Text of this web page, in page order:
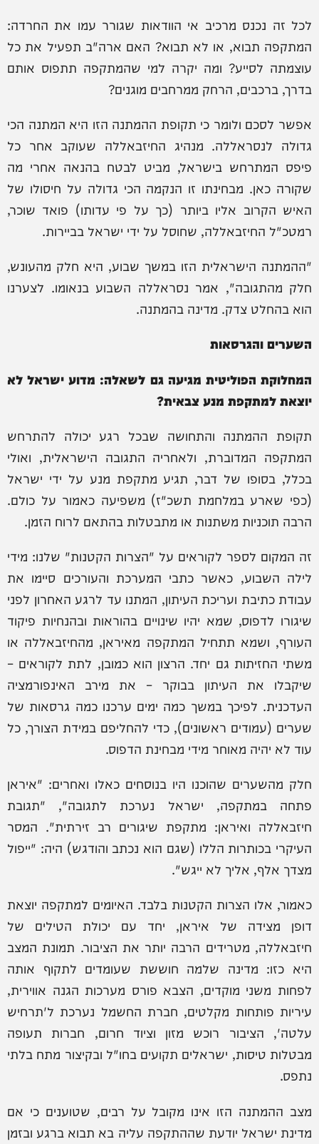
לכל זה נכנס מרכיב אי הוודאות שגורר עמו את החרדה:
המתקפה תבוא, או לא תבוא? האם ארה"ב תפעיל את כל
עוצמתה לסייע? ומה יקרה למי שהמתקפה תתפוס אותם
בדרך, ברכבים, הרחק ממרחבים מוגנים?
אפשר לסכם ולומר כי תקופת ההמתנה הזו היא המתנה הכי
גדולה לנסראללה. מנהיג החיזבאללה שעוקב אחר כל
פיפס המתרחש בישראל, מביט לבטח בהנאה אחרי מה
שקורה כאן. מבחינתו זו הנקמה הכי גדולה על חיסולו של
האיש הקרוב אליו ביותר (כך על פי עדותו) פואד שוכר,
רמטכ"ל החיזבאללה, שחוסל על ידי ישראל בביירות.
"ההמתנה הישראלית הזו במשך שבוע, היא חלק מהעונש,
חלק מהתגובה", אמר נסראללה השבוע בנאומו. לצערנו
הוא בהחלט צדק. מדינה בהמתנה.
השערים והגרסאות
המחלוקת הפוליטית מגיעה גם לשאלה: מדוע ישראל לא
יוצאת למתקפת מנע צבאית?
תקופת ההמתנה והתחושה שבכל רגע יכולה להתרחש
המתקפה המדוברת, ולאחריה התגובה הישראלית, ואולי
בכלל, בסופו של דבר, תגיע מתקפת מנע על ידי ישראל
(כפי שארע במלחמת תשכ"ז) משפיעה כאמור על כולם.
הרבה תוכניות משתנות או מתבטלות בהתאם לרוח הזמן.
זה המקום לספר לקוראים על "הצרות הקטנות" שלנו: מידי
לילה השבוע, כאשר כתבי המערכת והעורכים סיימו את
עבודת כתיבת ועריכת העיתון, המתנו עד לרגע האחרון לפני
שיגורו לדפוס, שמא יהיו שינויים בהוראות ובהנחיות פיקוד
העורף, ושמא תתחיל המתקפה מאיראן, מהחיזבאללה או
משתי החזיתות גם יחד. הרצון הוא כמובן, לתת לקוראים –
שיקבלו את העיתון בבוקר – את מירב האינפורמציה
העדכנית. לפיכך במשך כמה ימים ערכנו כמה גרסאות של
שערים (עמודים ראשונים), כדי להחליפם במידת הצורך, כל
עוד לא יהיה מאוחר מידי מבחינת הדפוס.
חלק מהשערים שהוכנו היו בנוסחים כאלו ואחרים: "איראן
פתחה במתקפה, ישראל נערכת לתגובה", "תגובת
חיזבאללה ואיראן: מתקפת שיגורים רב זירתית". המסר
העיקרי בכותרות הללו (שגם הוא נכתב והודגש) היה: "ייפול
מצדך אלף, אליך לא ייגש".
כאמור, אלו הצרות הקטנות בלבד. האיומים למתקפה יוצאת
דופן מצידה של איראן, יחד עם יכולת הטילים של
חיזבאללה, מטרידים הרבה יותר את הציבור. תמונת המצב
היא כזו: מדינה שלמה חוששת שעומדים לתקוף אותה
לפחות משני מוקדים, הצבא פורס מערכות הגנה אווירית,
עיריות פותחות מקלטים, חברת החשמל נערכת ל'תרחיש
עלטה', הציבור רוכש מזון וציוד חרום, חברות תעופה
מבטלות טיסות, ישראלים תקועים בחו"ל ובקיצור מתח בלתי
נתפס.
מצב ההמתנה הזו אינו מקובל על רבים, שטוענים כי אם
מדינת ישראל יודעת שההתקפה עליה בא תבוא ברגע ובזמן